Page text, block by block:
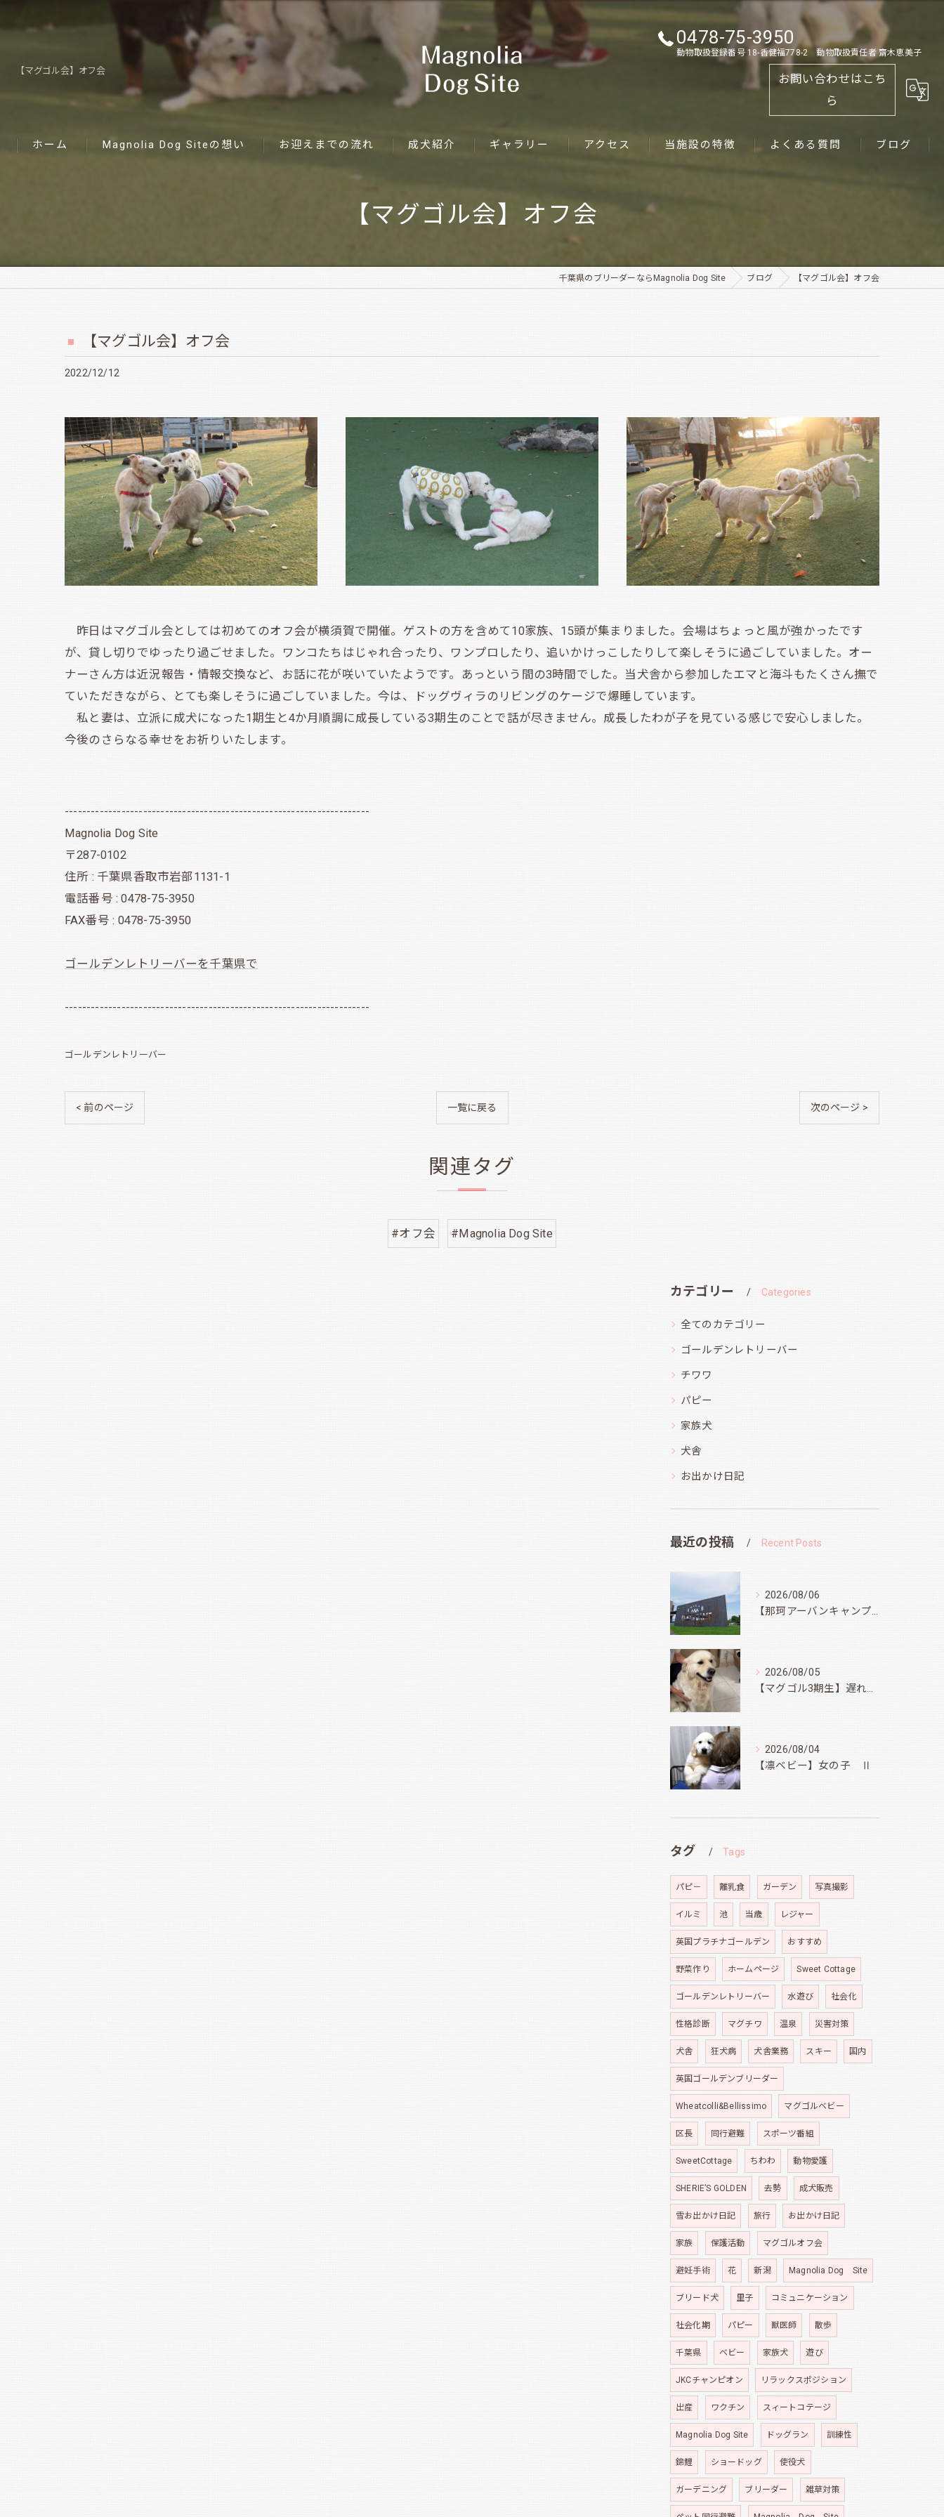
【マグゴル会】オフ会
0478-75-3950
動物取扱登録番号 18-香健福778-2 動物取扱責任者 齋木恵美子
お問い合わせはこち
ら
ホーム Magnolia Dog Siteの想い お迎えまでの流れ 成犬紹介 ギャラリー アクセス 当施設の特徴
犬舎
よくある質問 ブログ
【マグゴル会】オフ会
千葉県のブリーダーならMagnolia Dog Site ブログ 【マグゴル会】オフ会
【マグゴル会】オフ会
2022/12/12
昨日はマグゴル会としては初めてのオフ会が横須賀で開催。ゲストの方を含めて10家族、15頭が集まりました。会場はちょっと風が強かったです
が、貸し切りでゆったり過ごせました。ワンコたちはじゃれ合ったり、ワンプロしたり、追いかけっこしたりして楽しそうに過ごしていました。オー
ナーさん方は近況報告・情報交換など、お話に花が咲いていたようです。あっという間の3時間でした。当犬舎から参加したエマと海斗もたくさん撫で
ていただきながら、とても楽しそうに過ごしていました。今は、ドッグヴィラのリビングのケージで爆睡しています。
私と妻は、立派に成犬になった1期生と4か月順調に成長している3期生のことで話が尽きません。成長したわが子を見ている感じで安心しました。
今後のさらなる幸せをお祈りいたします。
----------------------------------------------------------------------
Magnolia Dog Site
〒287-0102
住所 : 千葉県香取市岩部1131-1
電話番号 : 0478-75-3950
FAX番号 : 0478-75-3950
ゴールデンレトリーバーを千葉県で
----------------------------------------------------------------------
ゴールデンレトリーバー
< 前のページ 一覧に戻る 次のページ >
関連タグ
#オフ会 #Magnolia Dog Site
カテゴリー Categories
全てのカテゴリー
ゴールデンレトリーバー
チワワ
パピー
家族犬
犬舎
お出かけ日記
最近の投稿 Recent Posts
2026/08/06
【那珂アーバンキャンプフィールド】
2026/08/05
【マグゴル3期生】遅ればせながら
2026/08/04
【凛ベビー】女の子 Ⅱ
タグ Tags
パピ－ 離乳食 ガーデン 写真撮影
イルミ 池 当歳 レジャー
英国プラチナゴールデン おすすめ
野菜作り ホームページ Sweet Cottage
ゴールデンレトリーバー 水遊び 社会化
性格診断 マグチワ 温泉 災害対策
犬舎 狂犬病 犬舎業務 スキー 国内
英国ゴールデンブリーダー
Wheatcolli&Bellissimo マグゴルベビー
区長 同行避難 スポーツ番組
SweetCottage ちわわ 動物愛護
SHERIE’S GOLDEN 去勢 成犬販売
雪お出かけ日記 旅行 お出かけ日記
家族 保護活動 マグゴルオフ会
避妊手術 花 新潟 Magnolia Dog Site
ブリード犬 里子 コミュニケーション
社会化期 パピー 獣医師 散歩
千葉県 ベビー 家族犬 遊び
JKCチャンピオン リラックスポジション
出産 ワクチン スィートコテージ
Magnolia Dog Site ドッグラン 訓練性
錦鯉 ショードッグ 使役犬
ガーデニング ブリーダー 雑草対策